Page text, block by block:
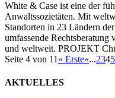
White & Case ist eine der
Anwaltssozietäten. Mit
Standorten in 23 Ländern
umfassende
und weltweit. PROJEKT
Seite 4 von 11 « Erste«...2345
AKTUELLES